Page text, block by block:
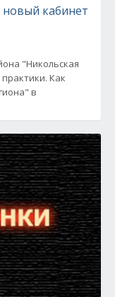
новый кабинет
"Никольская
Как
в